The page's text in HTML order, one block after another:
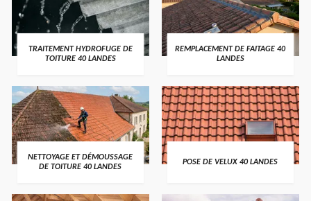
TRAITEMENT HYDROFUGE DE
TOITURE 40 LANDES
REMPLACEMENT DE FAITAGE 40
LANDES
NETTOYAGE ET DÉMOUSSAGE
DE TOITURE 40 LANDES
POSE DE VELUX 40 LANDES